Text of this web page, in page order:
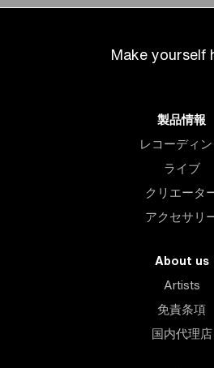
Make yourself
製品情報
レコーディ
ライブ
クリエータ
アクセサリ
About us
Artists
免責条項
国内代理店